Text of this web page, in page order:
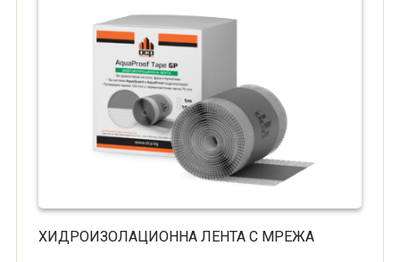
ХИДРОИЗОЛАЦИОННА ЛЕНТА С МРЕЖА